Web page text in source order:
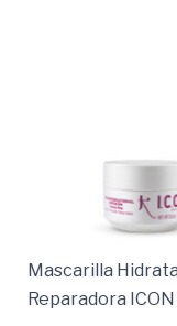
Mascarilla
Reparadora